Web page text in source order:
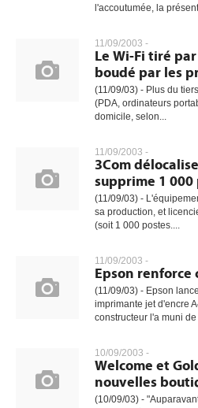
l'accoutumée, la
11/09/2003 -
Le Wi-Fi tiré
boudé par les
(11/09/03) - Plus du
(PDA, ordinateurs
domicile, selon...
11/09/2003 -
3Com
supprime 1 000
(11/09/03) -
sa production, et
(soit 1 000 postes....
11/09/2003 -
Epson renforce
(11/09/03) - Epson
imprimante jet d'encre
constructeur l'a muni de
10/09/2003 -
Welcome et
nouvelles
(10/09/03) -